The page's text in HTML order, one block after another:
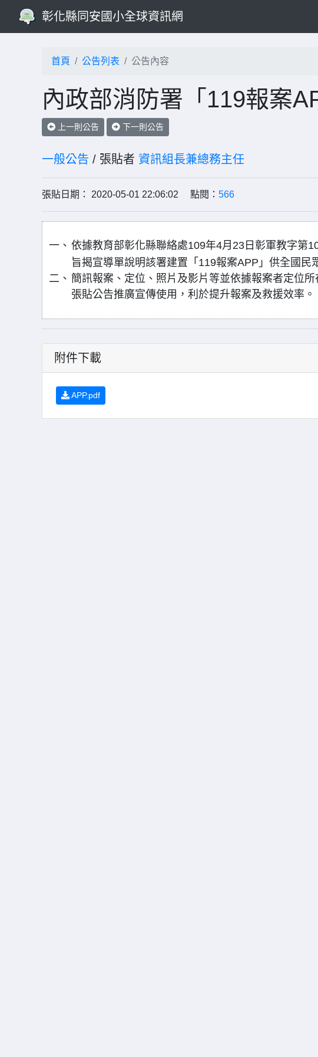
彰化縣同安國小全球資訊網
首頁 公告列表 公告內容
內政部消防署「119報案
上一則公告 下一則公告
一般公告 / 張貼者 資訊組長兼總務主任
張貼日期： 2020-05-01 22:06:02 點閱： 566
一、 依據教育部彰化縣聯絡處109年4月23日彰軍教字第
二、
旨揭宣導單說明該署建置「119報案APP」供全國民
簡訊報案、定位、照片及影片等並依據報案者定位
張貼公告推廣宣傳使用，利於提升報案及救援效率。
附件下載
APP.pdf